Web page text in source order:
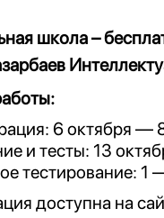
школа –
6 октября —
и тесты: 13
тестирование:
доступна на